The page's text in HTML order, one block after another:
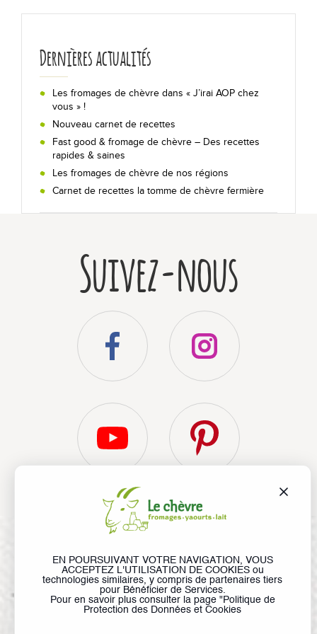
Chiffres clés
Formes & origines
La fabrication en 5 étapes
Les régions de production
Bon pour la santé !
Nos recettes au chèvre !
En toutes occasions
Sur un plateau
Secrets de dégustation
Qui sommes-nous ?
Bibliographie
Dernières actualités
Les fromages de chèvre dans « J’irai AOP chez
vous » !
Nouveau carnet de recettes
Fast good & fromage de chèvre – Des recettes
rapides & saines
Les fromages de chèvre de nos régions
Carnet de recettes la tomme de chèvre fermière
Suivez-nous
© Le Chèvre, tous droits réservés
Liens utiles
Lexique Médiathèque
Mentions légales
Contactez l’ANICAP
EN POURSUIVANT VOTRE NAVIGATION, VOUS
ACCEPTEZ L'UTILISATION DE COOKIES ou
technologies similaires, y compris de partenaires tiers
pour Bénéficier de Services.
Pour en savoir plus consulter la page " Politique de
Protection des Données et Cookies